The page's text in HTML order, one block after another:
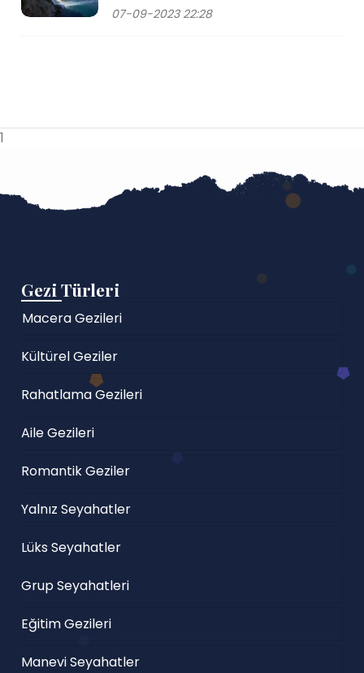
07-09-2023 22:28
1
Gezi Türleri
Macera Gezileri
Kültürel Geziler
Rahatlama Gezileri
Aile Gezileri
Romantik Geziler
Yalnız Seyahatler
Lüks Seyahatler
Grup Seyahatleri
Eğitim Gezileri
Manevi Seyahatler